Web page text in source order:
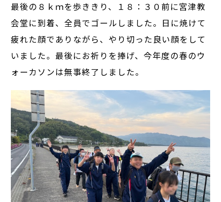
最後の８ｋｍを歩ききり、１８：３０前に宮津教
会堂に到着、全員でゴールしました。日に焼けて
疲れた顔でありながら、やり切った良い顔をして
いました。最後にお祈りを捧げ、今年度の春のウ
ォーカソンは無事終了しました。